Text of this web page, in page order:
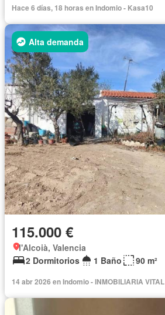
Hace 6 días, 18 horas en Indomio - Kasa10
Alta demanda
115.000 €
l'Alcoià, Valencia
2 Dormitorios
1 Baño 90 m²
14 abr 2026 en Indomio - INMOBILIARIA VITAL